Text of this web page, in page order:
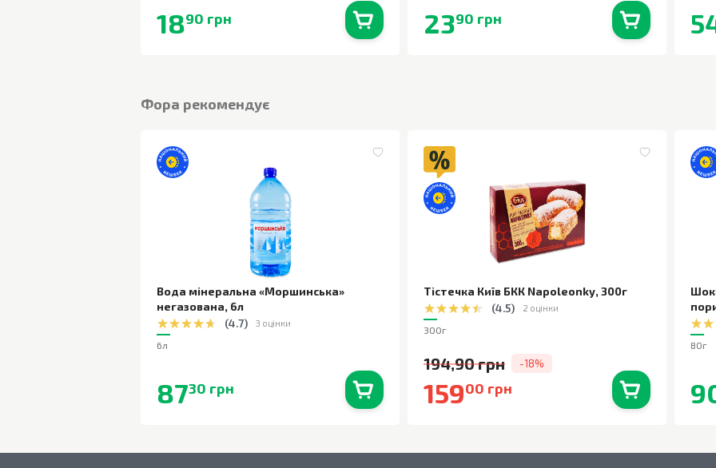
1890 грн 2390 грн
Фора рекомендує
Вода мінеральна «Моршинська»
негазована, 6л
(4.7) 3 оцінки
6л
8730 грн
Тістечка Київ БКК Napoleonky, 300г
(4.5) 2 оцінки
300г
194,90 грн -18%
15900 грн
80г